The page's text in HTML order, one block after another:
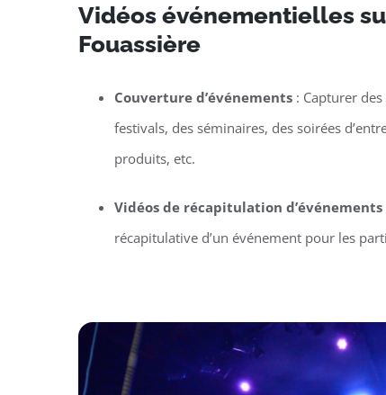
Vidéos événementielles
Fouassière
Couverture d’événements: Capturer des
festivals, des séminaires, des soirées
produits, etc.
Vidéos de récapitulation d’événements
récapitulative d’un événement pour les